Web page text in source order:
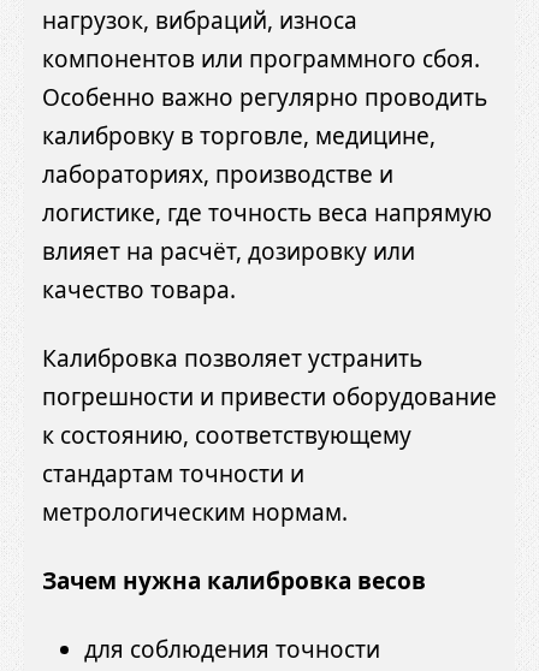
нагрузок, вибраций, износа
компонентов или программного сбоя.
Особенно важно регулярно проводить
калибровку в торговле, медицине,
лабораториях, производстве и
логистике, где точность веса напрямую
влияет на расчёт, дозировку или
качество товара.
Калибровка позволяет устранить
погрешности и привести оборудование
к состоянию, соответствующему
стандартам точности и
метрологическим нормам.
Зачем нужна калибровка весов
для соблюдения точности